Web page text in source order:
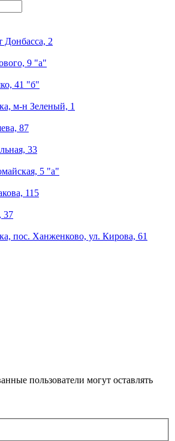
Донбасса, 2
9 "а"
41 "б"
м-н Зеленый, 1
87
33
5 "а"
115
37
пос. Ханженково, ул. Кирова, 61
пользователи могут оставлять